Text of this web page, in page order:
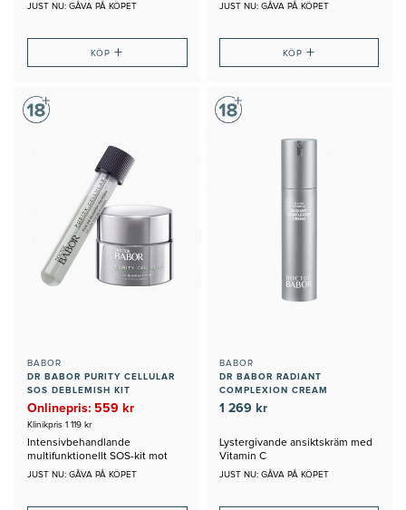
JUST NU: GÅVA PÅ KÖPET
KÖP+
JUST NU: GÅVA PÅ KÖPET
KÖP +
BABOR
DR BABOR PURITY CELLULAR
SOS DEBLEMISH KIT
Onlinepris: 559 kr
Klinikpris 1 119 kr
Intensivbehandlande
multifunktionellt SOS-kit mot
blemmor
JUST NU: GÅVA PÅ KÖPET
BABOR
DR BABOR RADIANT
COMPLEXION CREAM
1 269 kr
Lystergivande ansiktskräm med
Vitamin C
JUST NU: GÅVA PÅ KÖPET